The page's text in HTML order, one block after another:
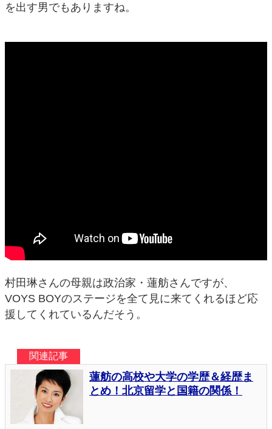
を出す男でもありますね。
村田琳さんの母親は政治家・蓮舫さんですが、
VOYS BOYのステージを全て見に来てくれるほど応
援してくれているんだそう。